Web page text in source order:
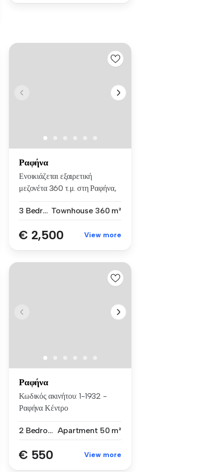
Ραφήνα
Ενοικιάζεται εξαιρετική
μεζονέτα 360 τ.μ. στη Ραφήνα,
3 Bedrooms Townhouse 360 m²
€ 2,500 View more
Ραφήνα
Κωδικός ακινήτου: 1-1932 -
Ραφήνα Κέντρο
2 Bedrooms Apartment 50 m²
€ 550 View more